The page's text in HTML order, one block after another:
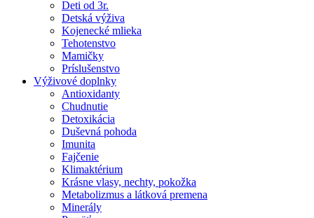
Deti od 3r.
Detská výživa
Kojenecké mlieka
Tehotenstvo
Mamičky
Príslušenstvo
Výživové doplnky
Antioxidanty
Chudnutie
Detoxikácia
Duševná pohoda
Imunita
Fajčenie
Klimaktérium
Krásne vlasy, nechty, pokožka
Metabolizmus a látková premena
Minerály